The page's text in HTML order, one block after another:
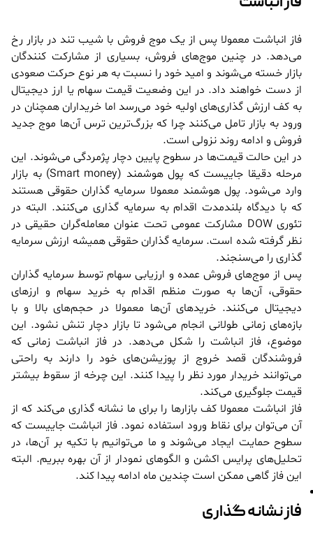
فاز انباشت معمولا پس از یک موج فروش با شیب تند در بازار رخ
می‌دهد. در چنین موج‌های فروش، بسیاری از مشارکت کنندگان
بازار خسته می‌شوند و امید خود را نسبت به هر نوع حرکت صعودی
از دست خواهند داد. در این وضعیت قیمت سهام یا ارز دیجیتال
به کف ارزش گذاری‌های اولیه خود می‌رسد اما خریداران همچنان در
ورود به بازار تامل می‌کنند چرا که بزرگ‌ترین ترس آن‌ها موج جدید
فروش و ادامه روند نزولی است.
در این حالت قیمت‌ها در سطوح پایین دچار پژمردگی می‌شوند. این
مرحله دقیقا جاییست که پول هوشمند (Smart money) به بازار
وارد می‌شود. پول هوشمند معمولا سرمایه گذاران حقوقی هستند
که با دیدگاه بلندمدت اقدام به سرمایه گذاری می‌کنند. البته در
تئوری DOW مشارکت عمومی تحت عنوان معامله‌گران حقیقی در
نظر گرفته شده است. سرمایه گذاران حقوقی همیشه ارزش سرمایه
گذاری را می‌سنجند.
پس از موج‌های فروش عمده و ارزیابی سهام توسط سرمایه گذاران
حقوقی، آن‌ها به صورت منظم اقدام به خرید سهام و ارز‌های
دیجیتال می‌کنند. خریدهای آن‌ها معمولا در حجم‌های بالا و با
بازه‌های زمانی طولانی انجام می‌شود تا بازار دچار تنش نشود. این
موضوع، فاز انباشت را شکل می‌دهد. در فاز انباشت زمانی که
فروشندگان قصد خروج از پوزیشن‌های خود را دارند به راحتی
می‌توانند خریدار مورد نظر را پیدا کنند. این چرخه از سقوط بیشتر
قیمت جلوگیری می‌کند.
فاز انباشت معمولا کف بازار‌ها را برای ما نشانه گذاری می‌کند که از
آن می‌توان برای نقاط ورود استفاده نمود. فاز انباشت جاییست که
سطوح حمایت ایجاد می‌شوند و ما می‌توانیم با تکیه بر آن‌ها، در
تحلیل‌های پرایس اکشن و الگو‌های نمودار از آن بهره ببریم. البته
این فاز گاهی ممکن است چندین ماه ادامه پیدا کند.
فاز نشانه گذاری